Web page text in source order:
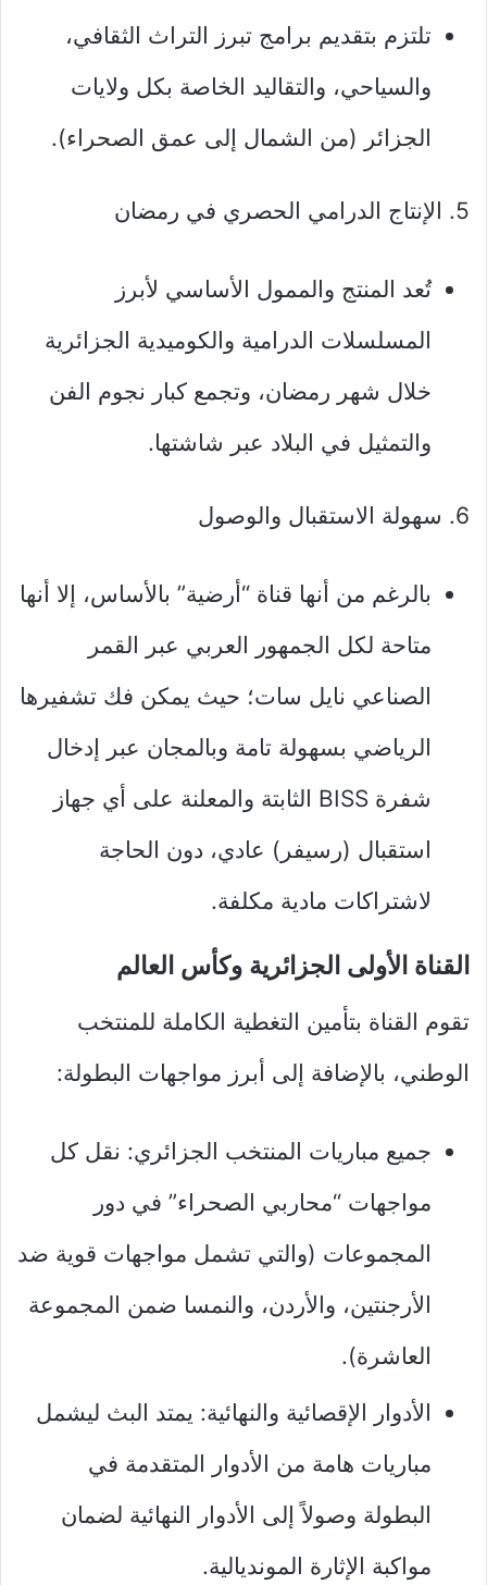
تلتزم بتقديم برامج تبرز التراث الثقافي،
والسياحي، والتقاليد الخاصة بكل ولايات
الجزائر (من الشمال إلى عمق الصحراء).
5. الإنتاج الدرامي الحصري في رمضان
تُعد المنتج والممول الأساسي لأبرز
المسلسلات الدرامية والكوميدية الجزائرية
خلال شهر رمضان، وتجمع كبار نجوم الفن
والتمثيل في البلاد عبر شاشتها.
6. سهولة الاستقبال والوصول
بالرغم من أنها قناة “أرضية” بالأساس، إلا أنها
متاحة لكل الجمهور العربي عبر القمر
الصناعي نايل سات؛ حيث يمكن فك تشفيرها
الرياضي بسهولة تامة وبالمجان عبر إدخال
شفرة BISS الثابتة والمعلنة على أي جهاز
استقبال (رسيفر) عادي، دون الحاجة
لاشتراكات مادية مكلفة.
القناة الأولى الجزائرية وكأس العالم
تقوم القناة بتأمين التغطية الكاملة للمنتخب
الوطني، بالإضافة إلى أبرز مواجهات البطولة:
جميع مباريات المنتخب الجزائري: نقل كل
مواجهات “محاربي الصحراء” في دور
المجموعات (والتي تشمل مواجهات قوية ضد
الأرجنتين، والأردن، والنمسا ضمن المجموعة
العاشرة).
الأدوار الإقصائية والنهائية: يمتد البث ليشمل
مباريات هامة من الأدوار المتقدمة في
البطولة وصولاً إلى الأدوار النهائية لضمان
مواكبة الإثارة المونديالية.